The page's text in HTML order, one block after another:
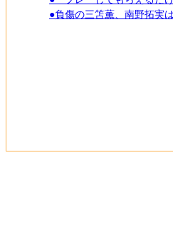
●負傷の三笘薫、南野拓実